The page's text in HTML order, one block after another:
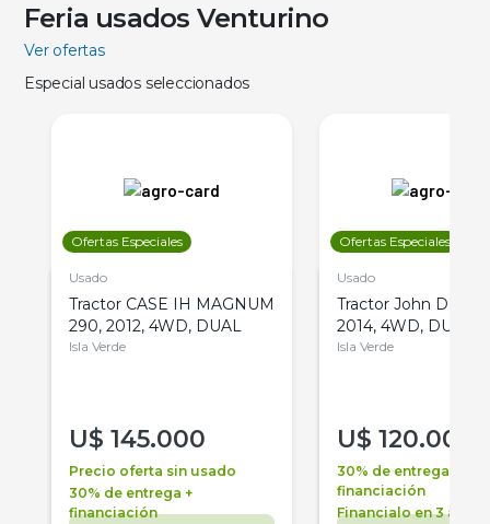
Feria usados Venturino
Ver ofertas
Especial usados seleccionados
Ofertas Especiales
Usado
Tractor CASE IH MAGNUM
290, 2012, 4WD, DUAL
Isla Verde
U$ 145.000
Precio oferta sin usado
30% de entrega +
financiación
Ofertas Especiales
Usado
Tractor John Deere
2014, 4WD, DUAL
Isla Verde
U$ 120.000
30% de entrega +
financiación
Financialo en 3 años